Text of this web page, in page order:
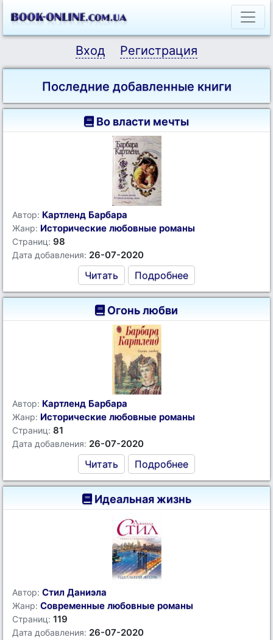
Вход Регистрация
Последние добавленные книги
Во власти мечты
Автор: Картленд Барбара
Жанр: Исторические любовные романы
Страниц: 98
Дата добавления: 26-07-2020
Читать Подробнее
Огонь любви
Автор: Картленд Барбара
Жанр: Исторические любовные романы
Страниц: 81
Дата добавления: 26-07-2020
Читать Подробнее
Идеальная жизнь
Автор: Стил Даниэла
Жанр: Современные любовные романы
Страниц: 119
Дата добавления: 26-07-2020